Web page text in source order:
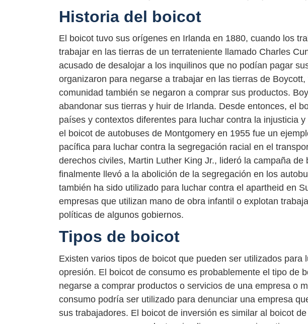
Historia del boicot
El boicot tuvo sus orígenes en Irlanda en 1880, cuando los
trabajar en las tierras de un terrateniente llamado Charles
acusado de desalojar a los inquilinos que no podían pagar
organizaron para negarse a trabajar en las tierras de
comunidad también se negaron a comprar sus productos.
abandonar sus tierras y huir de Irlanda. Desde entonces, el
países y contextos diferentes para luchar contra la injusticia
el boicot de autobuses de Montgomery en 1955 fue un
pacífica para luchar contra la segregación racial en el
derechos civiles, Martin Luther King Jr., lideró la campaña
finalmente llevó a la abolición de la segregación en los
también ha sido utilizado para luchar contra el apartheid en
empresas que utilizan mano de obra infantil o explotan
políticas de algunos gobiernos.
Tipos de boicot
Existen varios tipos de boicot que pueden ser utilizados para
opresión. El boicot de consumo es probablemente el tipo de
negarse a comprar productos o servicios de una empresa o
consumo podría ser utilizado para denunciar una empresa
sus trabajadores. El boicot de inversión es similar al boicot